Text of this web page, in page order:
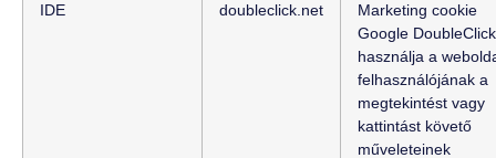
IDE doubleclick.net
Marketing cookie
Google DoubleClick
használja a
felhasználójának a
megtekintést vagy
kattintást követő
műveleteinek